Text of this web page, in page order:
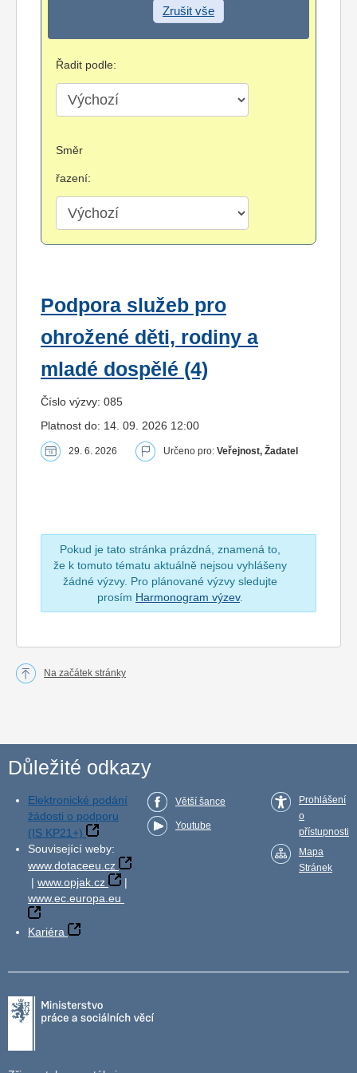
Zrušit vše
Řadit podle:
Směr
řazení:
Podpora služeb pro
ohrožené děti, rodiny a
mladé dospělé (4)
Číslo výzvy: 085
Platnost do: 14. 09. 2026 12:00
29. 6. 2026 Určeno pro: Veřejnost, Žadatel
Pokud je tato stránka prázdná, znamená to,
že k tomuto tématu aktuálně nejsou vyhlášeny
žádné výzvy. Pro plánované výzvy sledujte
prosím Harmonogram výzev.
Na začátek stránky
Důležité odkazy
Elektronické podání
žádosti o podporu
(IS KP21+)
Související weby:
www.dotaceeu.cz
| www.opjak.cz
|
www.ec.europa.eu
Kariéra
Větší šance
Youtube
Prohlášení
o
přístupnosti
Mapa
Stránek